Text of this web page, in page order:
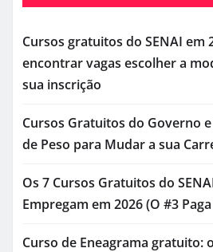
Cursos gratuitos do SENAI em
encontrar vagas escolher a
sua inscrição
Cursos Gratuitos do Governo
de Peso para Mudar a sua
Os 7 Cursos Gratuitos do
Empregam em 2026 (O #3
Curso de Eneagrama gratuito: